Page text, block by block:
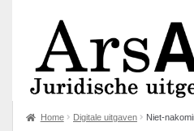
Home Digitale uitgaven Niet-